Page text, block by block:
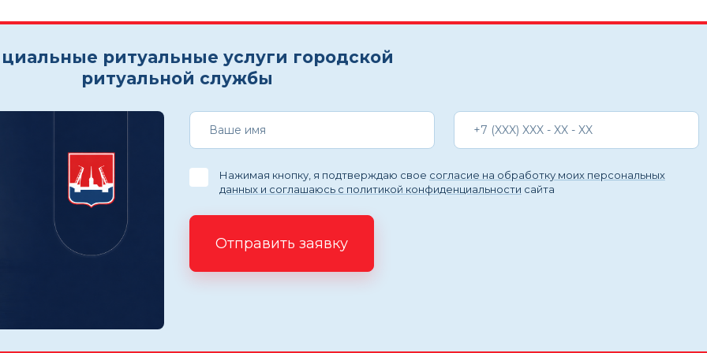
ритуальные услуги городской
ритуальной службы
Нажимая кнопку, я подтверждаю свое согласие на обработку моих персональных
данных и соглашаюсь с политикой конфиденциальности сайта
Отправить заявку